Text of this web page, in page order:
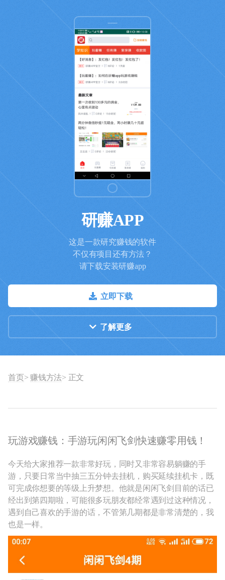
研赚APP
这是一款研究赚钱的软件
不仅有项目还有方法？
请下载安装研赚app
立即下载
了解更多
首页> 赚钱方法> 正文
玩游戏赚钱：手游玩闲闲飞剑快速赚零用钱！
今天给大家推荐一款非常好玩，同时又非常容易躺赚的手
游，只要日常当中抽三五分钟去挂机，购买延续挂机卡，既
可完成你想要的等级上升梦想。他就是闲闲飞剑目前的话已
经出到第四期啦，可能很多玩朋友都经常遇到过这种情况，
遇到自己喜欢的手游的话，不管第几期都是非常清楚的，我
也是一样。